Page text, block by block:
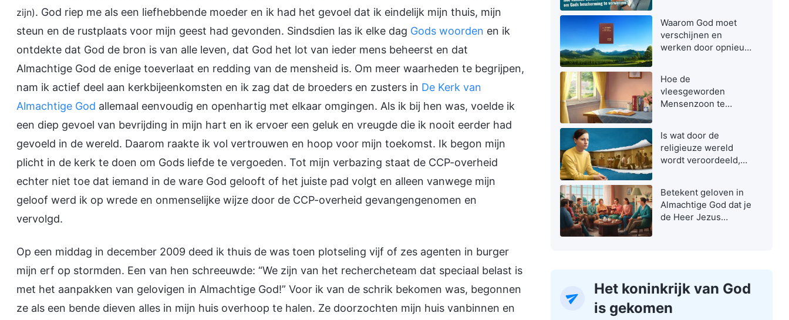
zijn). God riep me als een liefhebbende moeder en ik had het gevoel dat ik eindelijk mijn thuis, mijn
steun en de rustplaats voor mijn geest had gevonden. Sindsdien las ik elke dag Gods woorden en ik
ontdekte dat God de bron is van alle leven, dat God het lot van ieder mens beheerst en dat
Almachtige God de enige toeverlaat en redding van de mensheid is. Om meer waarheden te begrijpen,
nam ik actief deel aan kerkbijeenkomsten en ik zag dat de broeders en zusters in De Kerk van
Almachtige God allemaal eenvoudig en openhartig met elkaar omgingen. Als ik bij hen was, voelde ik
een diep gevoel van bevrijding in mijn hart en ik ervoer een geluk en vreugde die ik nooit eerder had
gevoeld in de wereld. Daarom raakte ik vol vertrouwen en hoop voor mijn toekomst. Ik begon mijn
plicht in de kerk te doen om Gods liefde te vergoeden. Tot mijn verbazing staat de CCP-overheid
echter niet toe dat iemand in de ware God gelooft of het juiste pad volgt en alleen vanwege mijn
geloof werd ik op wrede en onmenselijke wijze door de CCP-overheid gevangengenomen en
vervolgd.
Op een middag in december 2009 deed ik thuis de was toen plotseling vijf of zes agenten in burger
mijn erf op stormden. Een van hen schreeuwde: “We zijn van het rechercheteam dat speciaal belast is
met het aanpakken van gelovigen in Almachtige God!” Voor ik van de schrik bekomen was, begonnen
ze als een bende dieven alles in mijn huis overhoop te halen. Ze doorzochten mijn huis vanbinnen en
Waarom God moet
verschijnen en
werken door opnieuw
Hoe de
vleesgeworden
Mensenzoon te
Is wat door de
religieuze wereld
wordt veroordeeld,
Betekent geloven in
Almachtige God dat je
de Heer Jezus
Het koninkrijk van God
is gekomen